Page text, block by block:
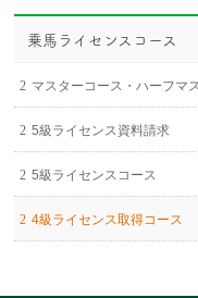
乗馬ライセンスコース
マスターコース・ハーフマ
5級ライセンス資料請求
5級ライセンスコース
4級ライセンス取得コース